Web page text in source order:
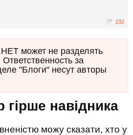
232
может не разделять
за
"Блоги" несут авторы
гірше навідника
можу сказати, хто у